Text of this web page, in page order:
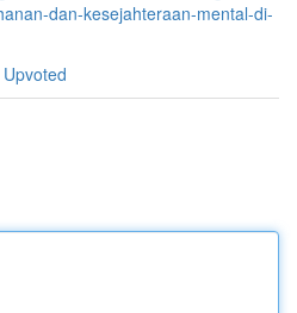
dan-kesejahteraan-mental-di-